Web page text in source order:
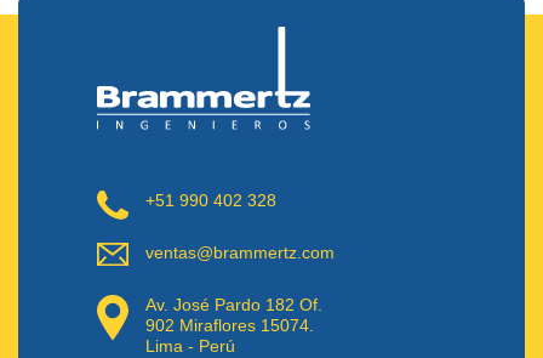
+51 990 402 328
ventas@brammertz.com
Av. José Pardo 182 Of.
902 Miraflores 15074.
Lima - Perú